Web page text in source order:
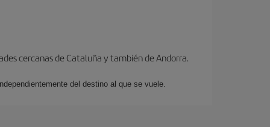
cercanas de Cataluña y también de Andorra.
del destino al que se vuele.